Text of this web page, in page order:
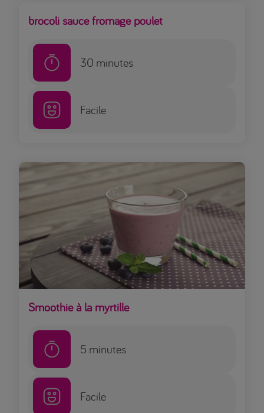
brocoli sauce fromage poulet
30 minutes
Facile
Smoothie à la myrtille
5 minutes
Facile